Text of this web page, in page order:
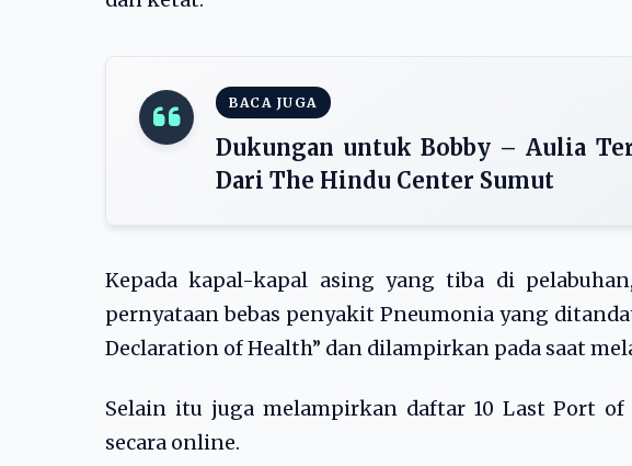
BACA JUGA
Dukungan untuk Bobby – Aulia
Dari The Hindu Center Sumut
Kepada kapal-kapal asing yang tiba di
pernyataan bebas penyakit Pneumonia yang
Declaration of Health” dan dilampirkan pada saat
Selain itu juga melampirkan daftar 10 Last Port
secara online.